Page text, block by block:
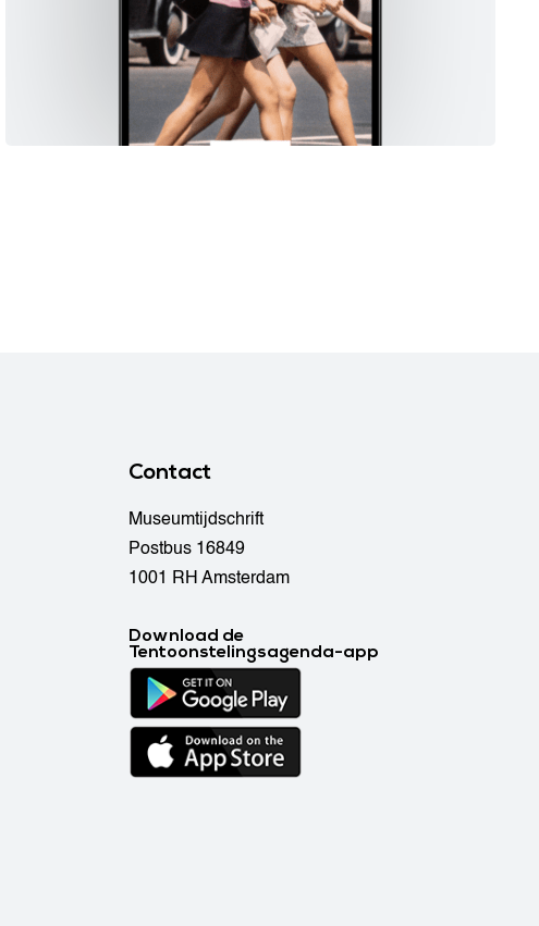
Contact
Museumtijdschrift
Postbus 16849
1001 RH Amsterdam
Download de
Tentoonstelingsagenda-app